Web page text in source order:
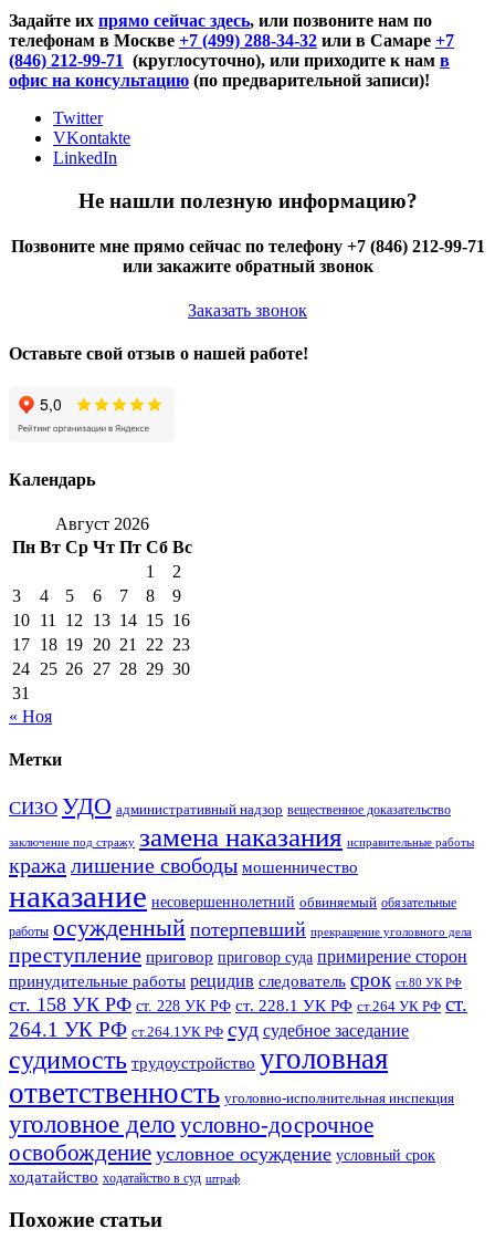
Задайте их прямо сейчас здесь, или позвоните нам по
телефонам в Москве +7 (499) 288-34-32 или в Самаре +7
(846) 212-99-71 (круглосуточно), или приходите к нам в
офис на консультацию (по предварительной записи)!
Twitter
VKontakte
LinkedIn
Не нашли полезную информацию?
Позвоните мне прямо сейчас по телефону +7 (846) 212-99-71
или закажите обратный звонок
Заказать звонок
Оставьте свой отзыв о нашей работе!
Календарь
Август 2026
Пн Вт Ср Чт Пт Сб Вс
1
2
3
4 5 6 7 8
9
10 11 12 13 14 15 16
17 18 19 20 21 22 23
24 25 26 27 28 29 30
31
« Ноя
Метки
СИЗО УДО административный надзор вещественное доказательство
заключение под стражу замена наказания исправительные работы
кража лишение свободы мошенничество
наказание несовершеннолетний обвиняемый обязательные
работы осужденный потерпевший прекращение уголовного дела
преступление приговор приговор суда примирение сторон
принудительные работы рецидив следователь срок ст.80 УК РФ
ст. 158 УК РФ ст. 228 УК РФ ст. 228.1 УК РФ ст.264 УК РФ ст.
264.1 УК РФ ст.264.1УК РФ суд судебное заседание
судимость трудоустройство уголовная
ответственность уголовно-исполнительная инспекция
уголовное дело условно-досрочное
освобождение условное осуждение условный срок
ходатайство ходатайство в суд штраф
Похожие статьи